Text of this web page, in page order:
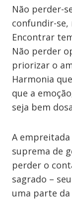
Não perder-
confundir-se,
Encontrar
Não perder
priorizar o
Harmonia
que a
seja bem
A
suprema de
perder o
sagrado –
uma parte